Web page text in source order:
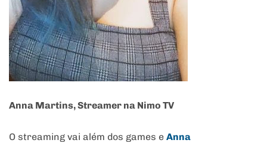
Anna Martins, Streamer na Nimo TV
O streaming vai além dos games e Anna